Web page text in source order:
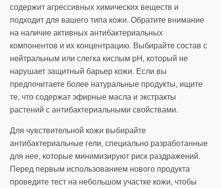
содержит агрессивных химических веществ и
подходит для вашего типа кожи. Обратите внимание
на наличие активных антибактериальных
компонентов и их концентрацию. Выбирайте состав с
нейтральным или слегка кислым pH, который не
нарушает защитный барьер кожи. Если вы
предпочитаете более натуральные продукты, ищите
те, что содержат эфирные масла и экстракты
растений с антибактериальными свойствами.
Для чувствительной кожи выбирайте
антибактериальные гели, специально разработанные
для нее, которые минимизируют риск раздражений.
Перед первым использованием нового продукта
проведите тест на небольшом участке кожи, чтобы